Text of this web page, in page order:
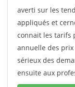
averti sur les
appliqués et
connait les tarifs
annuelle des
sérieux des
ensuite aux